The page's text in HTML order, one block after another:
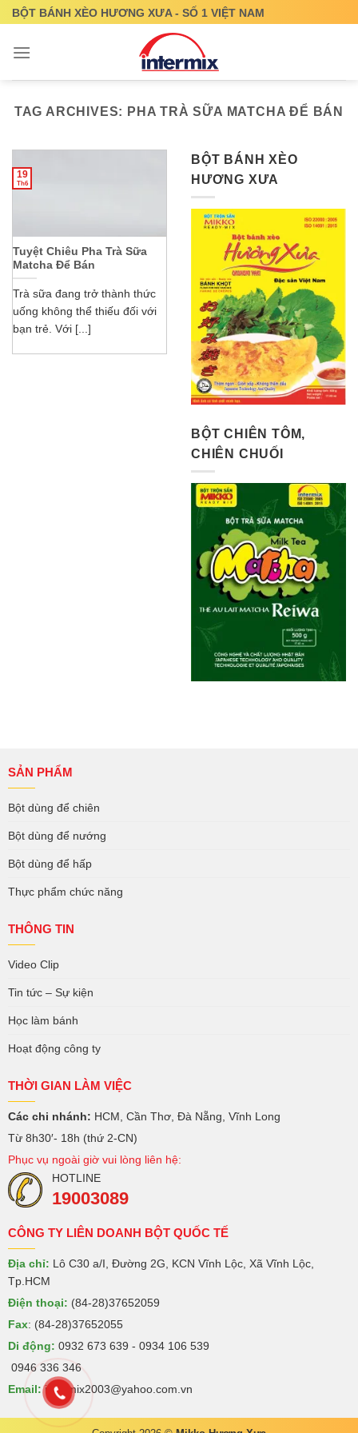
Skip
content
BỘT BÁNH XÈO HƯƠNG XƯA - SỐ 1 VIỆT NAM
TAG ARCHIVES: PHA TRÀ SỮA MATCHA ĐỂ BÁN
Tuyệt Chiêu Pha Trà Sữa
Matcha Để Bán
Trà sữa đang trở thành thức
uống không thể thiếu đối với
bạn trẻ. Với [...]
19
Th6
BỘT BÁNH XÈO
HƯƠNG XƯA
BỘT CHIÊN TÔM,
CHIÊN CHUỐI
SẢN PHẨM
Bột dùng để chiên
Bột dùng để nướng
Bột dùng để hấp
Thực phẩm chức năng
THÔNG TIN
Video Clip
Tin tức – Sự kiện
Học làm bánh
Hoạt động công ty
THỜI GIAN LÀM VIỆC
Các chi nhánh: HCM, Cần Thơ, Đà Nẵng, Vĩnh Long
Từ 8h30′- 18h (thứ 2-CN)
Phục vụ ngoài giờ vui lòng liên hệ:
HOTLINE
19003089
CÔNG TY LIÊN DOANH BỘT QUỐC TẾ
Địa chỉ: Lô C30 a/I, Đường 2G, KCN Vĩnh Lộc, Xã Vĩnh Lộc,
Tp.HCM
Điện thoại: (84-28)37652059
Fax: (84-28)37652055
Di động: 0932 673 639 - 0934 106 539
0946 336 346
Email:intermix2003@yahoo.com.vn